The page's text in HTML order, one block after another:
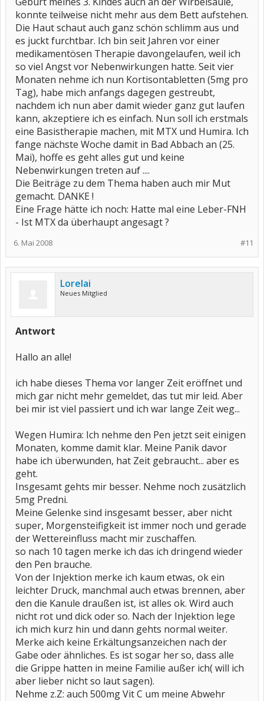
konnte teilweise nicht mehr aus dem Bett aufstehen.
Die Haut schaut auch ganz schön schlimm aus und
es juckt furchtbar. Ich bin seit Jahren vor einer
medikamentösen Therapie davongelaufen, weil ich
so viel Angst vor Nebenwirkungen hatte. Seit vier
Monaten nehme ich nun Kortisontabletten (5mg pro
Tag), habe mich anfangs dagegen gestreubt,
nachdem ich nun aber damit wieder ganz gut laufen
kann, akzeptiere ich es einfach. Nun soll ich erstmals
eine Basistherapie machen, mit MTX und Humira. Ich
fange nächste Woche damit in Bad Abbach an (25.
Mai), hoffe es geht alles gut und keine
Nebenwirkungen treten auf ....
Die Beiträge zu dem Thema haben auch mir Mut
gemacht. DANKE !
Eine Frage hätte ich noch: Hatte mal eine Leber-FNH
- Ist MTX da überhaupt angesagt ?
#11
6. Mai 2008
Lorelai
Neues Mitglied
Antwort
Hallo an alle!
ich habe dieses Thema vor langer Zeit eröffnet und
mich gar nicht mehr gemeldet, das tut mir leid. Aber
bei mir ist viel passiert und ich war lange Zeit weg...
Wegen Humira: Ich nehme den Pen jetzt seit einigen
Monaten, komme damit klar. Meine Panik davor
habe ich überwunden, hat Zeit gebraucht... aber es
geht.
Insgesamt gehts mir besser. Nehme noch zusätzlich
5mg Predni.
Meine Gelenke sind insgesamt besser, aber nicht
super, Morgensteifigkeit ist immer noch und gerade
der Wettereinfluss macht mir zuschaffen.
so nach 10 tagen merke ich das ich dringend wieder
den Pen brauche.
Von der Injektion merke ich kaum etwas, ok ein
leichter Druck, manchmal auch etwas brennen, aber
den die Kanule draußen ist, ist alles ok. Wird auch
nicht rot und dick oder so. Nach der Injektion lege
ich mich kurz hin und dann gehts normal weiter.
Merke aich keine Erkältungsanzeichen nach der
Gabe oder ähnliches. Es ist sogar her so, dass alle
die Grippe hatten in meine Familie außer ich( will ich
aber lieber nicht so laut sagen).
Nehme z.Z: auch 500mg Vit C um meine Abwehr